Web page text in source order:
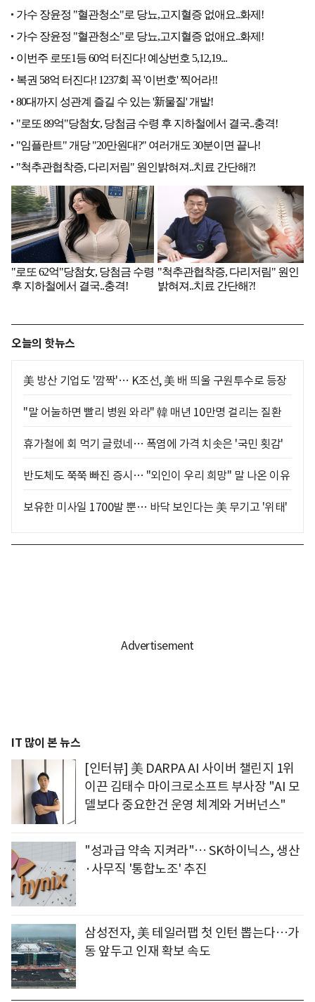
오늘의 핫뉴스
美 방산 기업도 '깜짝'… K조선, 美 배 띄울 구원투수로 등장
"말 어눌하면 빨리 병원 와라" 韓 매년 10만명 걸리는 질환
휴가철에 회 먹기 글렀네… 폭염에 가격 치솟은 '국민 횟감'
반도체도 쭉쭉 빠진 증시… "외인이 우리 희망" 말 나온 이유
보유한 미사일 1700발 뿐… 바닥 보인다는 美 무기고 '위태'
IT 많이 본 뉴스
[인터뷰] 美 DARPA AI 사이버 챌린지 1위
이끈 김태수 마이크로소프트 부사장 "AI 모
델보다 중요한건 운영 체계와 거버넌스"
"성과급 약속 지켜라"… SK하이닉스, 생산
·사무직 '통합노조' 추진
삼성전자, 美 테일러팹 첫 인턴 뽑는다…가
동 앞두고 인재 확보 속도